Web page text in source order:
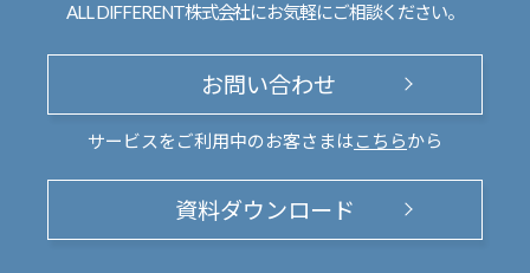
ALL DIFFERENT株式会社にお気軽にご相談ください。
お問い合わせ
サービスをご利用中のお客さまは こちらから
資料ダウンロード